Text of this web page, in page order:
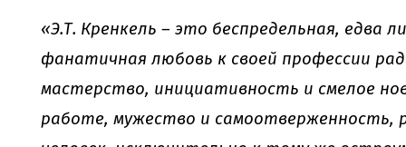
«Э.Т. Кренкель – это беспредельная, едва
фанатичная любовь к своей профессии
мастерство, инициативность и смелое
работе, мужество и самоотверженность,